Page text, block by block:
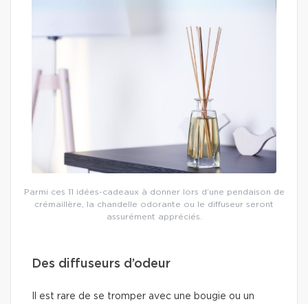
Parmi ces 11 idées-cadeaux à donner lors d’une pendaison de
crémaillère, la chandelle odorante ou le diffuseur seront
assurément appréciés.
Des diffuseurs d’odeur
Il est rare de se tromper avec une bougie ou un